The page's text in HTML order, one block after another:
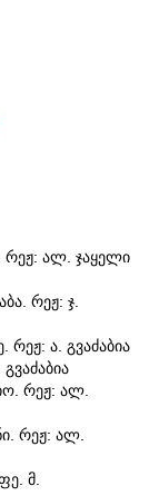
რეჟ: ალ. ჯაყელი
რეჟ: ჯ.
რეჟ: ა. გვაძაბია
რეჟ: ალ.
რეჟ: ალ.
მ.